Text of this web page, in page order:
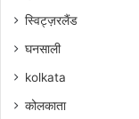
स्विट्ज़रलैंड
घनसाली
kolkata
कोलकाता